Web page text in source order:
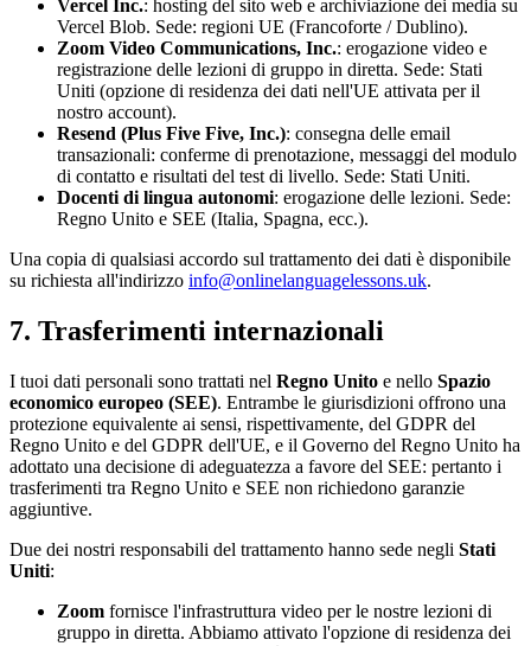
Vercel Inc.: hosting del sito web e archiviazione dei media su
Vercel Blob. Sede: regioni UE (Francoforte / Dublino).
Zoom Video Communications, Inc.: erogazione video e
registrazione delle lezioni di gruppo in diretta. Sede: Stati
Uniti (opzione di residenza dei dati nell'UE attivata per il
nostro account).
Resend (Plus Five Five, Inc.): consegna delle email
transazionali: conferme di prenotazione, messaggi del modulo
di contatto e risultati del test di livello. Sede: Stati Uniti.
Docenti di lingua autonomi: erogazione delle lezioni. Sede:
Regno Unito e SEE (Italia, Spagna, ecc.).
Una copia di qualsiasi accordo sul trattamento dei dati è disponibile
su richiesta all'indirizzo info@onlinelanguagelessons.uk.
7. Trasferimenti internazionali
I tuoi dati personali sono trattati nel Regno Unito e nello Spazio
economico europeo (SEE). Entrambe le giurisdizioni offrono una
protezione equivalente ai sensi, rispettivamente, del GDPR del
Regno Unito e del GDPR dell'UE, e il Governo del Regno Unito ha
adottato una decisione di adeguatezza a favore del SEE: pertanto i
trasferimenti tra Regno Unito e SEE non richiedono garanzie
aggiuntive.
Due dei nostri responsabili del trattamento hanno sede negli Stati
Uniti:
Zoom fornisce l'infrastruttura video per le nostre lezioni di
gruppo in diretta. Abbiamo attivato l'opzione di residenza dei